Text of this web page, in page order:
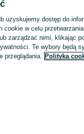
uzyskujemy dostęp do
w celu
zarządzać nimi, klikając
Te wybory będą
przeglądania. Polityka